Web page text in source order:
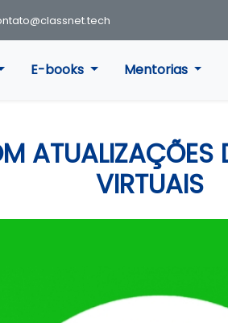
E-books Mentorias
VIRTUAIS